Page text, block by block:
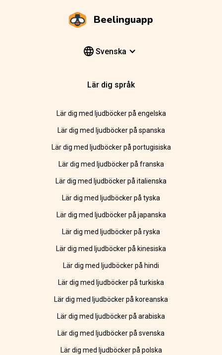
Beelinguapp
Svenska
Lär dig språk
Lär dig med ljudböcker på engelska
Lär dig med ljudböcker på spanska
Lär dig med ljudböcker på portugisiska
Lär dig med ljudböcker på franska
Lär dig med ljudböcker på italienska
Lär dig med ljudböcker på tyska
Lär dig med ljudböcker på japanska
Lär dig med ljudböcker på ryska
Lär dig med ljudböcker på kinesiska
Lär dig med ljudböcker på hindi
Lär dig med ljudböcker på turkiska
Lär dig med ljudböcker på koreanska
Lär dig med ljudböcker på arabiska
Lär dig med ljudböcker på svenska
Lär dig med ljudböcker på polska